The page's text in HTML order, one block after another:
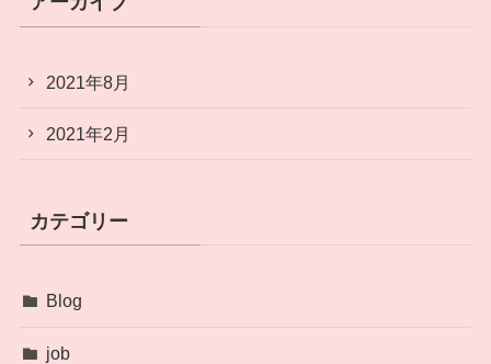
2021年8月
2021年2月
カテゴリー
Blog
job